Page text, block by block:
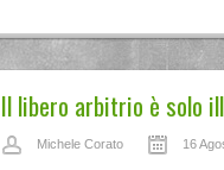
Il libero arbitrio è solo
Michele Corato 16